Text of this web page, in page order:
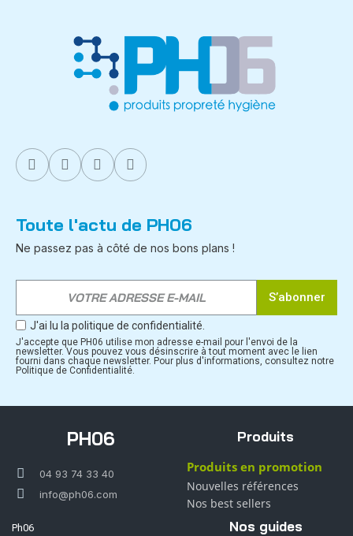
Toute l'actu de PH06
Ne passez pas à côté de nos bons plans !
S’abonner
J'ai lu la politique de confidentialité.
J'accepte que PH06 utilise mon adresse e-mail pour l'envoi de la
newsletter. Vous pouvez vous désinscrire à tout moment avec le lien
fourni dans chaque newsletter. Pour plus d'informations, consultez notre
Politique de Confidentialité.
PH06
04 93 74 33 40
info@ph06.com
Ph06
Produits
Produits en promotion
Nouvelles références
Nos best sellers
Nos guides